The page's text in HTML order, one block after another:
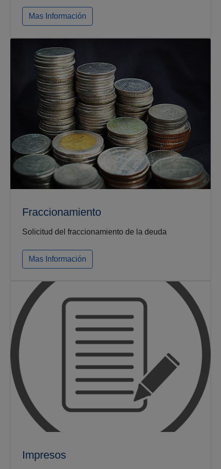
Mas Información
Fraccionamiento
Solicitud del fraccionamiento de la deuda
Mas Información
Impresos